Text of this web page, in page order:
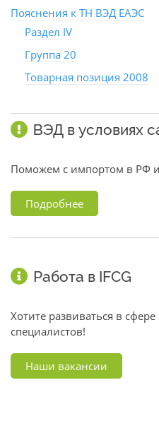
Пояснения к ТН ВЭД ЕАЭС
Раздел IV
Группа 20
Товарная позиция 2008
ВЭД в условиях
Поможем с импортом в РФ
Подробнее
Работа в IFCG
Хотите развиваться в
специалистов!
Наши вакансии